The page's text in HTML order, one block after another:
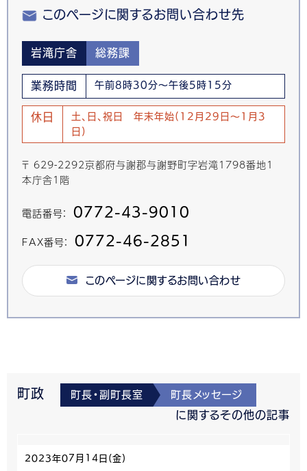
このページに関するお問い合わせ先
岩滝庁舎 総務課
業務時間 午前8時30分～午後5時15分
休日
土、日、祝日 年末年始(12月29日～1月3
日)
〒 629-2292京都府与謝郡与謝野町字岩滝1798番地1
本庁舎1階
電話番号： 0772-43-9010
FAX番号： 0772-46-2851
このページに関するお問い合わせ
町政 町長・副町長室 町長メッセージ
に関するその他の記事
2023年07月14日(金)